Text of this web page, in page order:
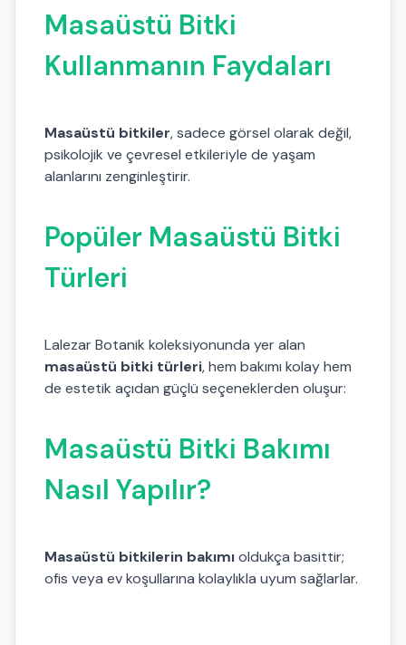
Masaüstü Bitki
Kullanmanın Faydaları
Masaüstü bitkiler, sadece görsel olarak değil,
psikolojik ve çevresel etkileriyle de yaşam
alanlarını zenginleştirir.
Popüler Masaüstü Bitki
Türleri
Lalezar Botanik koleksiyonunda yer alan
masaüstü bitki türleri, hem bakımı kolay hem
de estetik açıdan güçlü seçeneklerden oluşur:
Masaüstü Bitki Bakımı
Nasıl Yapılır?
Masaüstü bitkilerin bakımıoldukça basittir;
ofis veya ev koşullarına kolaylıkla uyum sağlarlar.